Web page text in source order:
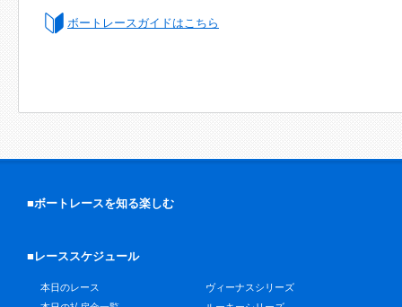
ボートレースガイドはこちら
■ボートレースを知る楽しむ
■レーススケジュール
本日のレース
ヴィーナスシリーズ